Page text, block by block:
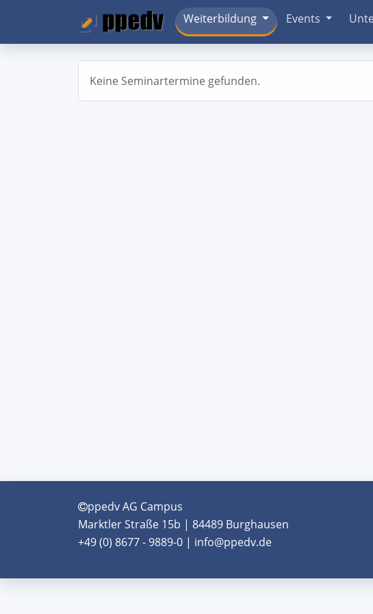
Weiterbildung Events
Keine Seminartermine gefunden.
ppedv AG Campus
Marktler Straße 15b | 84489 Burghausen
+49 (0) 8677 - 9889-0 | info@ppedv.de